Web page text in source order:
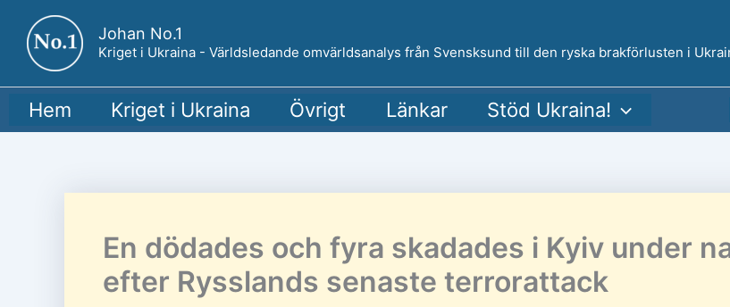
Hoppa
innehåll
Johan No.1
Kriget i Ukraina - Världsledande omvärldsanalys från Svensksund till den ryska brakförlusten i
Hem Kriget i Ukraina Övrigt Länkar Stöd Ukraina!
En dödades och fyra skadades i Kyiv under
efter Rysslands senaste terrorattack